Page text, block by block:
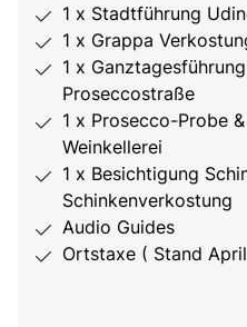
1 x Stadtführung
1 x Grappa
1 x
Proseccostraße
1 x Prosecco-Probe
Weinkellerei
1 x Besichtigung
Schinkenverkostung
Audio Guides
Ortstaxe ( Stand